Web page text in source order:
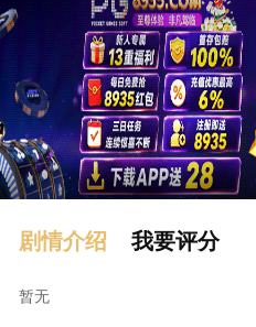
剧情介绍 我要评分
暂无